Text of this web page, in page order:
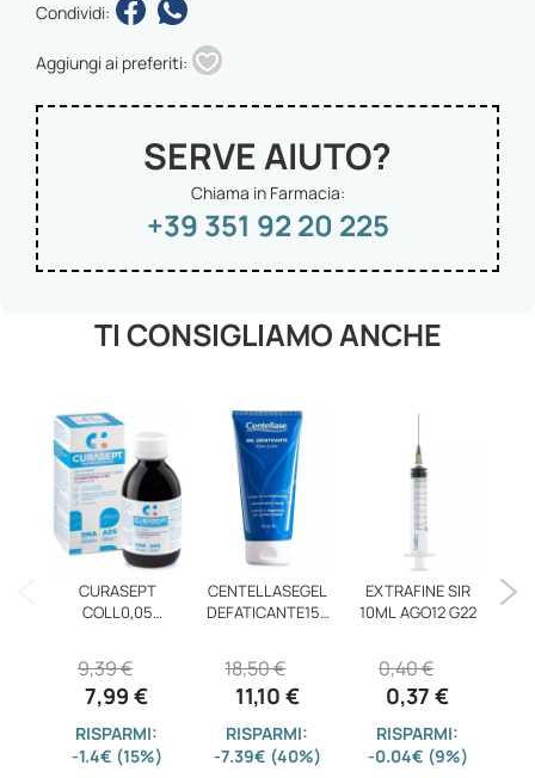
Condividi:
Aggiungi ai preferiti:
SERVE AIUTO?
Chiama in Farmacia:
+39 351 92 20 225
TI CONSIGLIAMO ANCHE
CURASEPT
COLL0,05
7,99 €
9,39 €
RISPARMI:
-1.4€ (15%)
CENTELLASEGEL
DEFATICANTE150
11,10 €
18,50 €
RISPARMI:
-7.39€ (40%)
EXTRAFINE SIR
10ML AGO12 G22
0,37 €
0,40 €
RISPARMI:
-0.04€ (9%)